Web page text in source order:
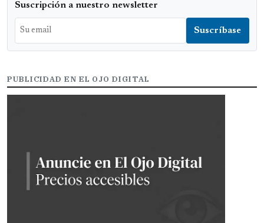
Suscripción a nuestro newsletter
PUBLICIDAD EN EL OJO DIGITAL